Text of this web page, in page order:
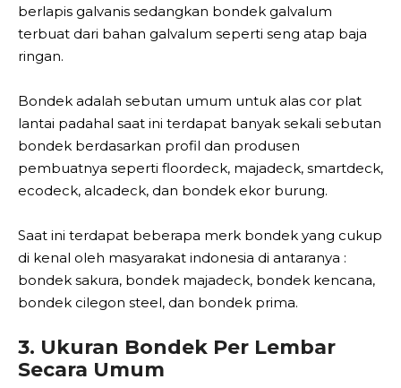
berlapis galvanis sedangkan bondek galvalum
terbuat dari bahan galvalum seperti seng atap baja
ringan.
Bondek adalah sebutan umum untuk alas cor plat
lantai padahal saat ini terdapat banyak sekali sebutan
bondek berdasarkan profil dan produsen
pembuatnya seperti floordeck, majadeck, smartdeck,
ecodeck, alcadeck, dan bondek ekor burung.
Saat ini terdapat beberapa merk bondek yang cukup
di kenal oleh masyarakat indonesia di antaranya :
bondek sakura, bondek majadeck, bondek kencana,
bondek cilegon steel, dan bondek prima.
3. Ukuran Bondek Per Lembar
Secara Umum